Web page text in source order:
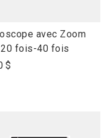
avec Zoom
20 fois-40 fois
$